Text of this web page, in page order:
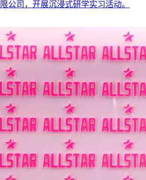
公司，开展沉浸式研学实习活动。